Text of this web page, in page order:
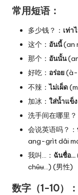
常用短语：
多少钱？： เท่า
这个： อันนี้(an
那个： อันนั้น
好吃： อร่อย(à-
不辣：ไม่เผ็ด
加冰： ใส่น้ำแข็ง
洗手间在哪里？
会说英语吗？：
ang-grìt dâi
我叫…： ฉันชื่อ…
chʉ̂ʉ…) (男性)
数字（1-10）：